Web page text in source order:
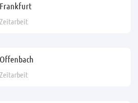
Frankfurt
Zeitarbeit
Offenbach
Zeitarbeit